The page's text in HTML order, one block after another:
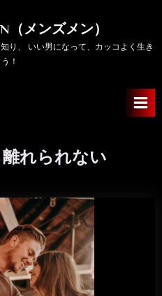
（メンズメン）
り、 いい男になって、カッコよく生き
！
れられない